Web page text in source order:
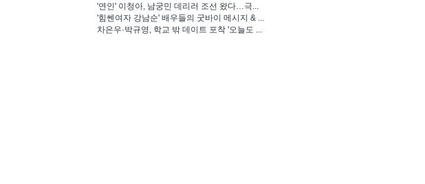
'연인' 이청아, 남궁민 데리러 조선 왔다…극...
'힘쎈여자 강남순' 배우들의 굿바이 메시지 & ...
차은우·박규영, 학교 밖 데이트 포착 '오늘도 ...